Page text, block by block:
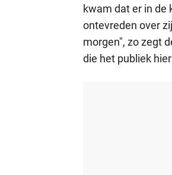
kwam dat er in de
ontevreden over
morgen", zo zegt
die het publiek